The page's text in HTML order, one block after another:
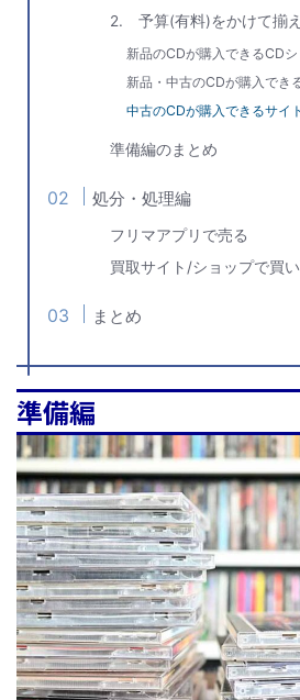
2. 予算(有料)をかけて揃
新品のCDが購入できるCDシ
新品・中古のCDが購入でき
中古のCDが購入できるサイト
準備編のまとめ
処分・処理編
フリマアプリで売る
買取サイト/ショップで買
まとめ
準備編